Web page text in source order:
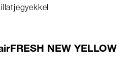
NEW YELLOW